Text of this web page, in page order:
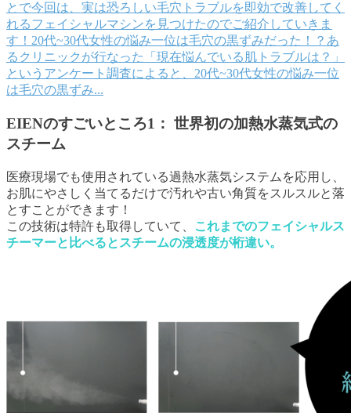
とで今回は、実は恐ろしい毛穴トラブルを即効で改善してく
れるフェイシャルマシンを見つけたのでご紹介していきま
す！20代~30代女性の悩み一位は毛穴の黒ずみだった！？あ
るクリニックが行なった「現在悩んでいる肌トラブルは？」
というアンケート調査によると、20代~30代女性の悩み一位
は毛穴の黒ずみ...
EIENのすごいところ1： 世界初の加熱水蒸気式の
スチーム
医療現場でも使用されている過熱水蒸気システムを応用し、
お肌にやさしく当てるだけで汚れや古い角質をスルスルと落
とすことができます！
この技術は特許も取得していて、
これまでのフェイシャルス
チーマーと比べるとスチームの浸透度が桁違い。